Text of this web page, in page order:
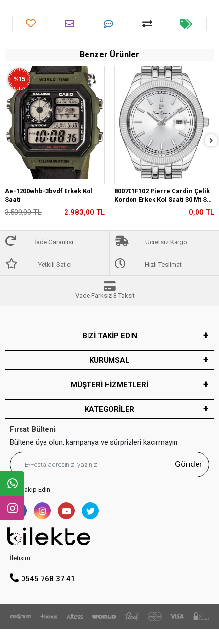
Benzer Ürünler
%15
Ae-1200whb-3bvdf Erkek Kol
Saati
3.509,00 TL 2.983,00 TL
800701F102 Pierre Cardin Çelik
Kordon Erkek Kol Saati 30 Mt Su
0,00 TL
İade Garantisi Ücretsiz Kargo
Yetkili Satıcı Hızlı Teslimat
Vade Farksız 3 Taksit
BİZİ TAKİP EDİN
KURUMSAL
MÜŞTERİ HİZMETLERİ
KATEGORİLER
Fırsat Bülteni
Bültene üye olun, kampanya ve sürprizleri kaçırmayın
Gönder
Bizi Takip Edin
İletişim
0545 768 37 41